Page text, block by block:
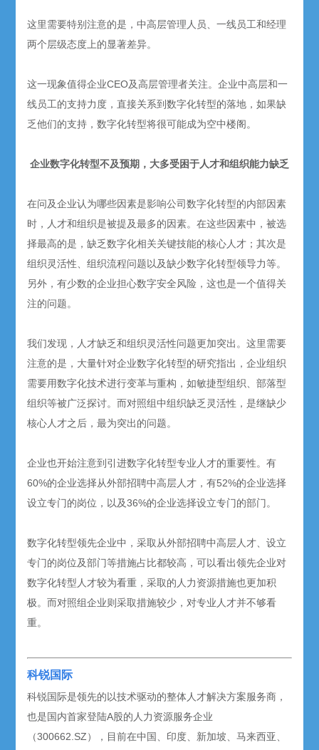
这里需要特别注意的是，中高层管理人员、一线员工和经理
两个层级态度上的显著差异。
这一现象值得企业CEO及高层管理者关注。企业中高层和一
线员工的支持力度，直接关系到数字化转型的落地，如果缺
乏他们的支持，数字化转型将很可能成为空中楼阁。
企业数字化转型不及预期，大多受困于人才和组织能力缺乏
在问及企业认为哪些因素是影响公司数字化转型的内部因素
时，人才和组织是被提及最多的因素。在这些因素中，被选
择最高的是，缺乏数字化相关关键技能的核心人才；其次是
组织灵活性、组织流程问题以及缺少数字化转型领导力等。
另外，有少数的企业担心数字安全风险，这也是一个值得关
注的问题。
我们发现，人才缺乏和组织灵活性问题更加突出。这里需要
注意的是，大量针对企业数字化转型的研究指出，企业组织
需要用数字化技术进行变革与重构，如敏捷型组织、部落型
组织等被广泛探讨。而对照组中组织缺乏灵活性，是继缺少
核心人才之后，最为突出的问题。
企业也开始注意到引进数字化转型专业人才的重要性。有
60%的企业选择从外部招聘中高层人才，有52%的企业选择
设立专门的岗位，以及36%的企业选择设立专门的部门。
数字化转型领先企业中，采取从外部招聘中高层人才、设立
专门的岗位及部门等措施占比都较高，可以看出领先企业对
数字化转型人才较为看重，采取的人力资源措施也更加积
极。而对照组企业则采取措施较少，对专业人才并不够看
重。
科锐国际
科锐国际是领先的以技术驱动的整体人才解决方案服务商，
也是国内首家登陆A股的人力资源服务企业
（300662.SZ），目前在中国、印度、新加坡、马来西亚、